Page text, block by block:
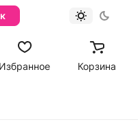
Избранное Корзина